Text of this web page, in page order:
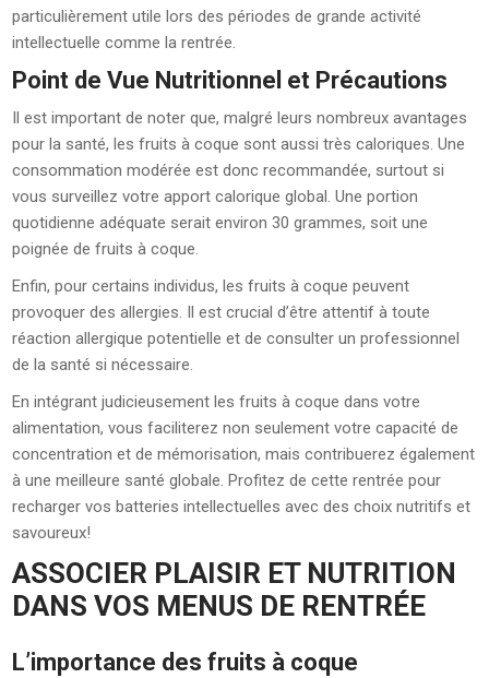
particulièrement utile lors des périodes de grande activité
intellectuelle comme la rentrée.
Point de Vue Nutritionnel et Précautions
Il est important de noter que, malgré leurs nombreux avantages
pour la santé, les fruits à coque sont aussi très caloriques. Une
consommation modérée est donc recommandée, surtout si
vous surveillez votre apport calorique global. Une portion
quotidienne adéquate serait environ 30 grammes, soit une
poignée de fruits à coque.
Enfin, pour certains individus, les fruits à coque peuvent
provoquer des allergies. Il est crucial d’être attentif à toute
réaction allergique potentielle et de consulter un professionnel
de la santé si nécessaire.
En intégrant judicieusement les fruits à coque dans votre
alimentation, vous faciliterez non seulement votre capacité de
concentration et de mémorisation, mais contribuerez également
à une meilleure santé globale. Profitez de cette rentrée pour
recharger vos batteries intellectuelles avec des choix nutritifs et
savoureux!
ASSOCIER PLAISIR ET NUTRITION
DANS VOS MENUS DE RENTRÉE
L’importance des fruits à coque